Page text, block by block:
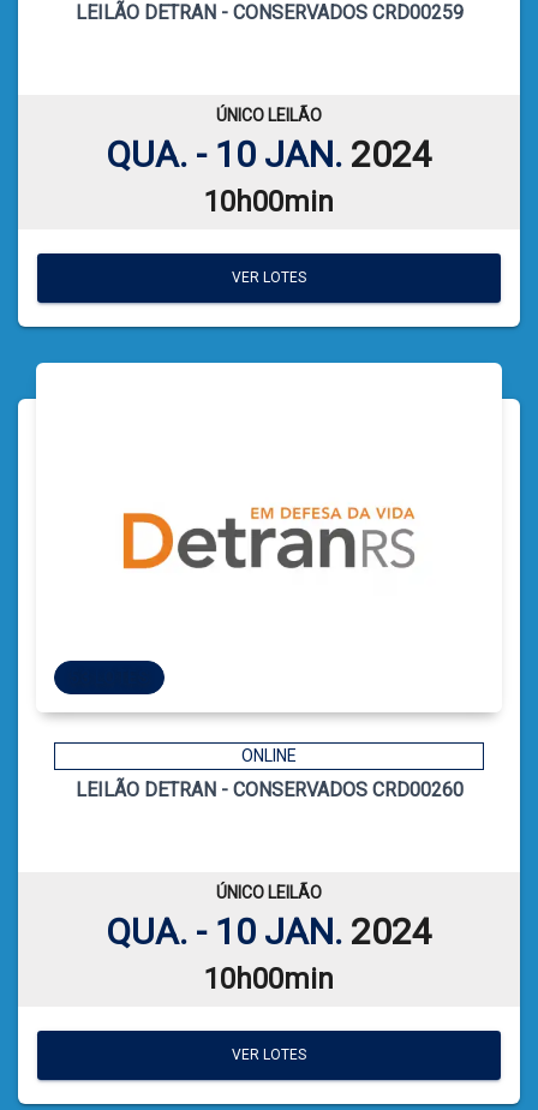
LEILÃO DETRAN - CONSERVADOS CRD00259
ÚNICO LEILÃO
QUA. - 10 JAN. 2024
10h00min
VER LOTES
CÓDIGO
2
VER PLANILHA DE LEILÃO
VER LOTES
ONLINE
LEILÃO DETRAN - CONSERVADOS CRD00260
ÚNICO LEILÃO
QUA. - 10 JAN. 2024
10h00min
VER LOTES
CÓDIGO
3
VER PLANILHA DE LEILÃO
VER LOTES